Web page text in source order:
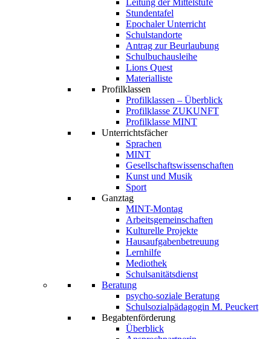
Leitung der Mittelstufe
Stundentafel
Epochaler Unterricht
Schulstandorte
Antrag zur Beurlaubung
Schulbuchausleihe
Lions Quest
Materialliste
Profilklassen
Profilklassen – Überblick
Profilklasse ZUKUNFT
Profilklasse MINT
Unterrichtsfächer
Sprachen
MINT
Gesellschaftswissenschaften
Kunst und Musik
Sport
Ganztag
MINT-Montag
Arbeitsgemeinschaften
Kulturelle Projekte
Hausaufgabenbetreuung
Lernhilfe
Mediothek
Schulsanitätsdienst
Beratung
psycho-soziale Beratung
Schulsozialpädagogin M. Peuckert
Begabtenförderung
Überblick